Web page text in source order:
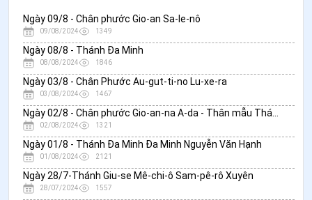
Ngày 09/8 - Chân phước Gio-an Sa-le-nô
09/08/2024 1349
Ngày 08/8 - Thánh Đa Minh
08/08/2024 1846
Ngày 03/8 - Chân Phước Au-gut-ti-no Lu-xe-ra
03/08/2024 1467
02/08/2024 1321
Ngày 01/8 - Thánh Đa Minh Đa Minh Nguyễn Văn Hạnh
01/08/2024 2121
Ngày 28/7-Thánh Giu-se Mê-chi-ô Sam-pê-rô Xuyên
28/07/2024 1557